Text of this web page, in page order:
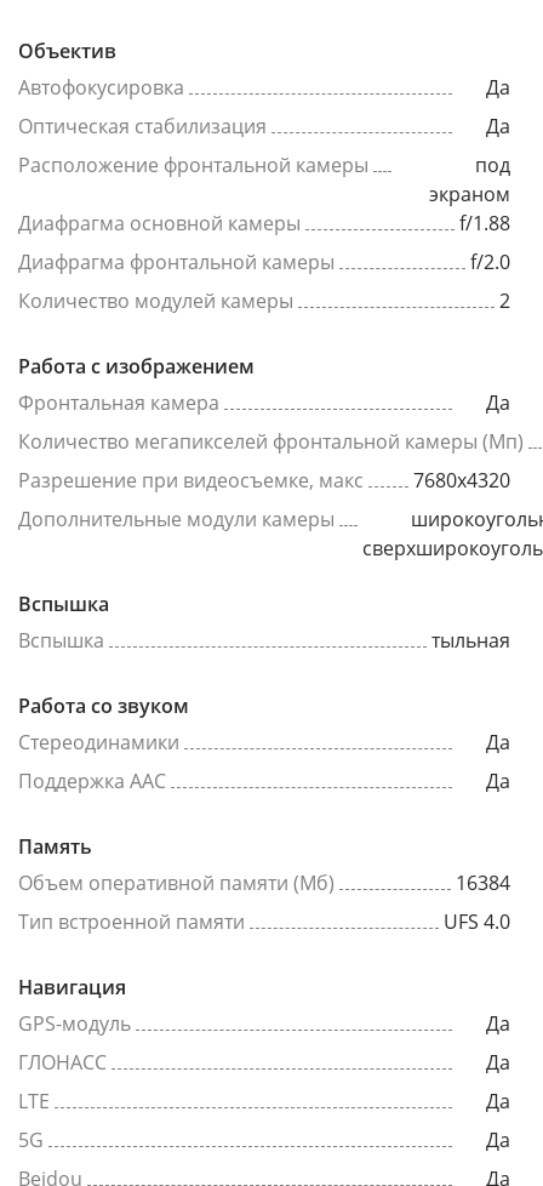
Объектив
Автофокусировка
Да
Оптическая стабилизация
Да
Расположение фронтальной камеры
под
экраном
Диафрагма основной камеры
f/1.88
Диафрагма фронтальной камеры
f/2.0
Количество модулей камеры
2
Работа с изображением
Фронтальная камера
Да
Количество мегапикселей фронтальной камеры (Мп)
Разрешение при видеосъемке, макс
7680x4320
Дополнительные модули камеры
Вспышка
Вспышка
тыльная
Работа со звуком
Стереодинамики
Да
Поддержка AAC
Да
Память
Объем оперативной памяти (Мб)
16384
Тип встроенной памяти
UFS 4.0
Навигация
GPS-модуль
Да
ГЛОНАСС
Да
LTE
Да
5G
Да
Beidou
Да